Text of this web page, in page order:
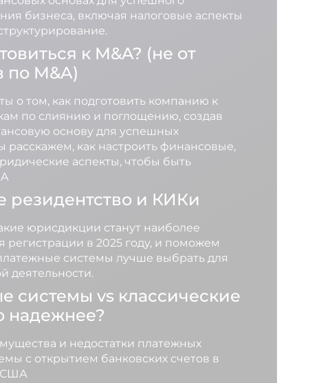
бизнеса, включая налоговые аспекты
к M&A? (не от
по M&A)
о том, как подготовить компанию к
по слиянию и поглощению, создав
основу для успешных
расскажем, как настроить финансовые,
аспекты, чтобы быть
резидентство и КИКи
юрисдикции станут наиболее
регистрации в 2025 году, и поможем
системы лучше выбрать для
деятельности.
системы vs классические
надежнее?
и недостатки платежных
с открытием банковских счетов в
США